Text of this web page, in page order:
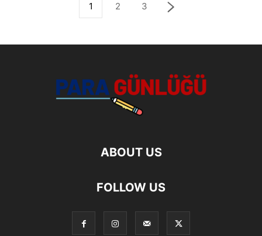
1 2 3
ABOUT US
FOLLOW US